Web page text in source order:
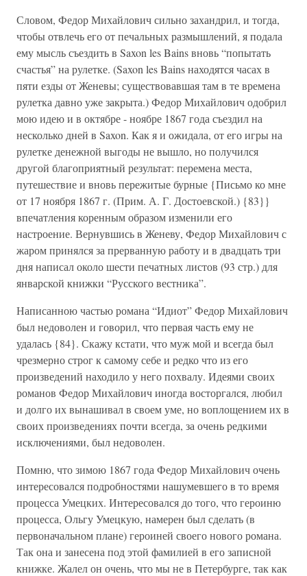
Словом, Федор Михайлович сильно захандрил, и тогда,
чтобы отвлечь его от печальных размышлений, я подала
ему мысль съездить в Saxon les Bains вновь “попытать
счастья” на рулетке. (Saxon les Bains находятся часах в
пяти езды от Женевы; существовавшая там в те времена
рулетка давно уже закрыта.) Федор Михайлович одобрил
мою идею и в октябре - ноябре 1867 года съездил на
несколько дней в Saxon. Как я и ожидала, от его игры на
рулетке денежной выгоды не вышло, но получился
другой благоприятный результат: перемена места,
путешествие и вновь пережитые бурные {Письмо ко мне
от 17 ноября 1867 г. (Прим. А. Г. Достоевской.) {83}}
впечатления коренным образом изменили его
настроение. Вернувшись в Женеву, Федор Михайлович с
жаром принялся за прерванную работу и в двадцать три
дня написал около шести печатных листов (93 стр.) для
январской книжки “Русского вестника”.
Написанною частью романа “Идиот” Федор Михайлович
был недоволен и говорил, что первая часть ему не
удалась {84}. Скажу кстати, что муж мой и всегда был
чрезмерно строг к самому себе и редко что из его
произведений находило у него похвалу. Идеями своих
романов Федор Михайлович иногда восторгался, любил
и долго их вынашивал в своем уме, но воплощением их в
своих произведениях почти всегда, за очень редкими
исключениями, был недоволен.
Помню, что зимою 1867 года Федор Михайлович очень
интересовался подробностями нашумевшего в то время
процесса Умецких. Интересовался до того, что героиню
процесса, Ольгу Умецкую, намерен был сделать (в
первоначальном плане) героиней своего нового романа.
Так она и занесена под этой фамилией в его записной
книжке. Жалел он очень, что мы не в Петербурге, так как